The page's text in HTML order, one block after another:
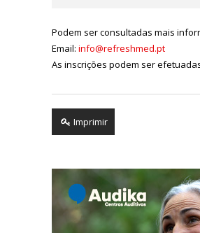
Podem ser consultadas mais
Email: info@refreshmed.pt
As inscrições podem ser
Imprimir